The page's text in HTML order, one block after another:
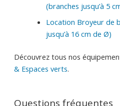
(branches jusqu’à 5
Location Broyeur de
jusqu’à 16 cm de Ø)
Découvrez tous nos
& Espaces verts.
Questions fréquentes